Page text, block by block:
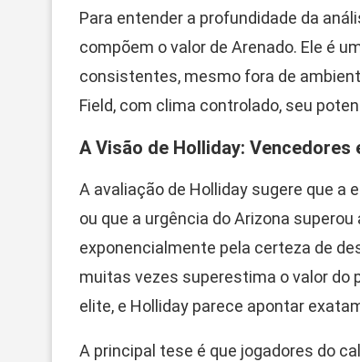
Para entender a profundidade da
compõem o valor de Arenado. Ele é
consistentes, mesmo fora de
Field, com clima controlado, seu
A Visão de Holliday: Vencedores
A avaliação de Holliday sugere que a
ou que a urgência do Arizona
exponencialmente pela certeza de
muitas vezes superestima o valor
elite, e Holliday parece apontar
A principal tese é que jogadores do